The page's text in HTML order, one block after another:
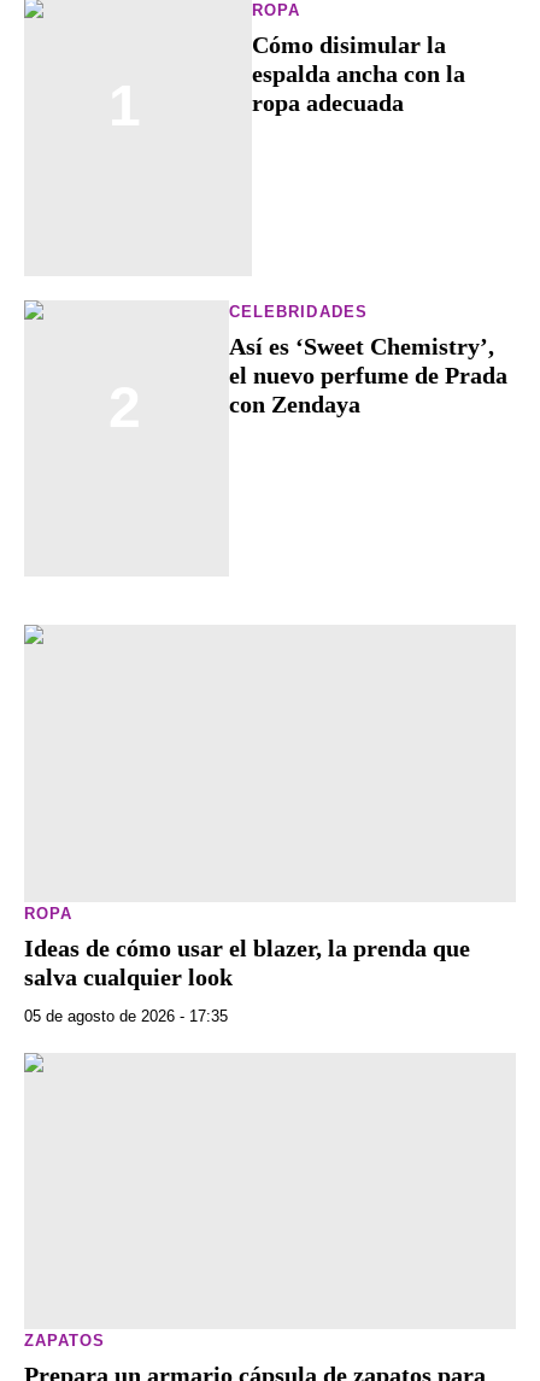
ROPA
Cómo disimular la
espalda ancha con la
ropa adecuada
CELEBRIDADES
Así es ‘Sweet Chemistry’,
el nuevo perfume de Prada
con Zendaya
ROPA
Ideas de cómo usar el blazer, la prenda que
salva cualquier look
05 de agosto de 2026 - 17:35
ZAPATOS
Prepara un armario cápsula de zapatos para